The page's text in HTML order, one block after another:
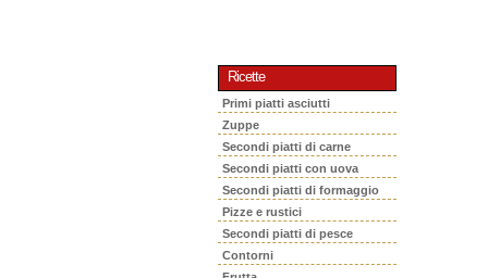
Ricette
Primi piatti asciutti
Zuppe
Secondi piatti di carne
Secondi piatti con uova
Secondi piatti di formaggio
Pizze e rustici
Secondi piatti di pesce
Contorni